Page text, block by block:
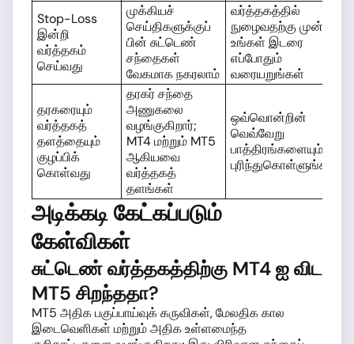
Stop-Loss
இன்றி
வர்த்தகம்
செய்வது
முக்கியச்
செய்திகளுக்குப்
பின் சுட்டெண்
சந்தைகள்
வேகமாக நகரலாம்
வர்த்தகத்தில்
நுழைவதற்கு முன்
உங்கள் இடரை
எப்போதும்
வரையறுங்கள்
தரகரையும்
வர்த்தகத்
தளத்தையும்
குழப்பிக்
கொள்வது
தரகர் சந்தை
அணுகலை
வழங்குகிறார்;
MT4 மற்றும் MT5
ஆகியவை
வர்த்தகத்
தளங்கள்
ஒவ்வொன்றின்
வெவ்வேறு
பாத்திரங்களையும்
புரிந்துகொள்ளுங்கள்
அடிக்கடி கேட்கப்படும்
கேள்விகள்
சுட்டெண் வர்த்தகத்திற்கு MT4 ஐ விட
MT5 சிறந்ததா?
MT5 அதிக பகுப்பாய்வுக் கருவிகள், மேலதிக கால
இடைவெளிகள் மற்றும் அதிக உள்ளமைந்த